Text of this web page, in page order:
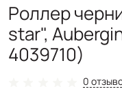
Роллер
star",
4039710)
0